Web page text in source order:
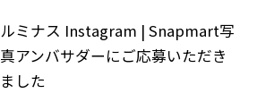
ルミナス Instagram | Snapmart写
真アンバサダーにご応募いただき
ました